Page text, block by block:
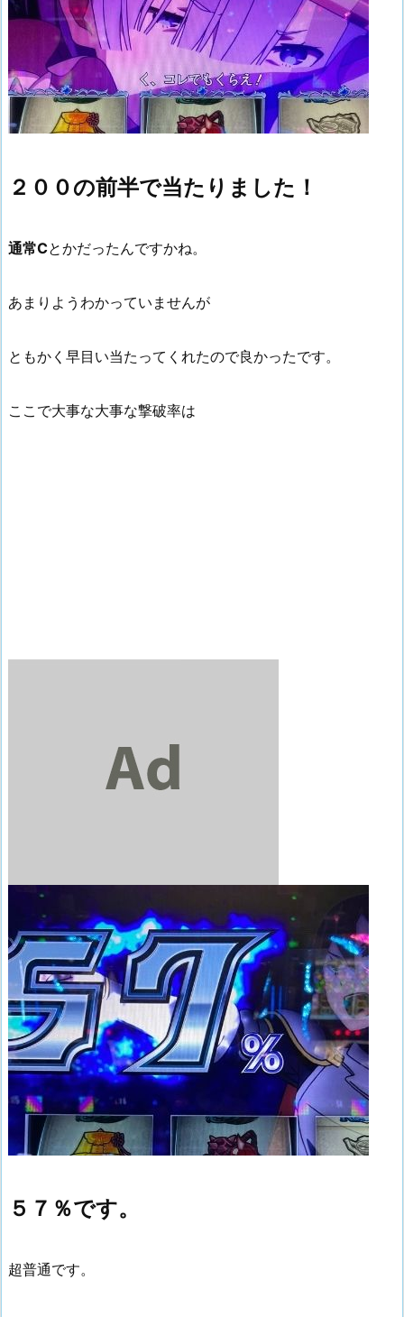
２００の前半で当たりました！
通常Cとかだったんですかね。
あまりようわかっていませんが
ともかく早目い当たってくれたので良かったです。
ここで大事な大事な撃破率は
５７％です。
超普通です。